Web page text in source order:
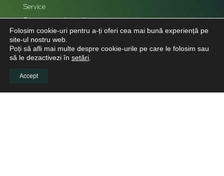
Service
Reprezentanți zonali
Hartă Site
LEGAL
Folosim cookie-uri pentru a-ți oferi cea mai bună experiență pe
site-ul nostru web.
Poți să afli mai multe despre cookie-urile pe care le folosim sau
să le dezactivezi în setări
Accept